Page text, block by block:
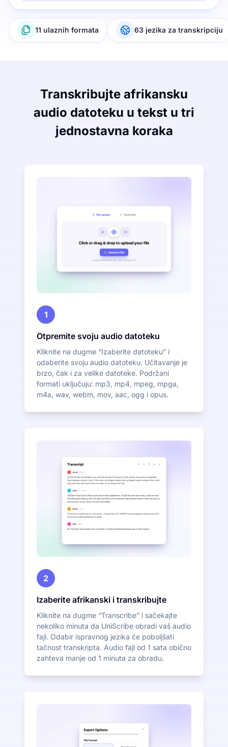
11 ulaznih formata 63 jezika za transkripciju
Transkribujte afrikansku
audio datoteku u tekst u tri
jednostavna koraka
1
Otpremite svoju audio datoteku
Kliknite na dugme “Izaberite datoteku” i
odaberite svoju audio datoteku. Učitavanje je
brzo, čak i za velike datoteke. Podržani
formati uključuju: mp3, mp4, mpeg, mpga,
m4a, wav, webm, mov, aac, ogg i opus.
2
Izaberite afrikanski i transkribujte
Kliknite na dugme “Transcribe” i sačekajte
nekoliko minuta da UniScribe obradi vaš audio
fajl. Odabir ispravnog jezika će poboljšati
tačnost transkripta. Audio fajl od 1 sata obično
zahteva manje od 1 minuta za obradu.